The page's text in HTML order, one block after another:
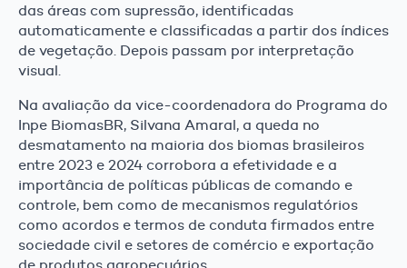
das áreas com supressão, identificadas
automaticamente e classificadas a partir dos índices
de vegetação. Depois passam por interpretação
visual.
Na avaliação da vice-coordenadora do Programa do
Inpe BiomasBR, Silvana Amaral, a queda no
desmatamento na maioria dos biomas brasileiros
entre 2023 e 2024 corrobora a efetividade e a
importância de políticas públicas de comando e
controle, bem como de mecanismos regulatórios
como acordos e termos de conduta firmados entre
sociedade civil e setores de comércio e exportação